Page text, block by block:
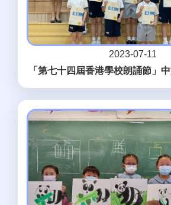
2023-07-11
「第七十四屆香港學校朗誦節」